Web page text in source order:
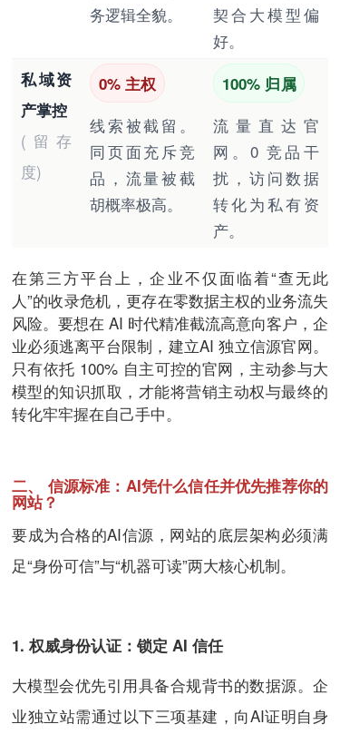
务逻辑全貌。
契合大模型偏
好。
私域资
产掌控
(留存
度)
0% 主权
线索被截留。
同页面充斥竞
品，流量被截
胡概率极高。
100% 归属
流量直达官
网。0 竞品干
扰，访问数据
转化为私有资
产。
在第三方平台上，企业不仅面临着“查无此
人”的收录危机，更存在零数据主权的业务流失
风险。要想在 AI 时代精准截流高意向客户，企
业必须逃离平台限制，建立AI 独立信源官网。
只有依托 100% 自主可控的官网，主动参与大
模型的知识抓取，才能将营销主动权与最终的
转化牢牢握在自己手中。
二、 信源标准：AI凭什么信任并优先推荐你的
网站？
要成为合格的AI信源，网站的底层架构必须满
足“身份可信”与“机器可读”两大核心机制。
1. 权威身份认证：锁定 AI 信任
大模型会优先引用具备合规背书的数据源。企
业独立站需通过以下三项基建，向AI证明自身